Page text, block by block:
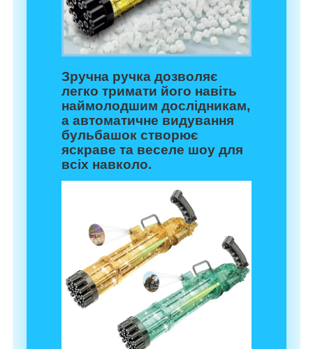
Зручна ручка дозволяє
легко тримати його навіть
наймолодшим дослідникам,
а автоматичне видування
бульбашок створює
яскраве та веселе шоу для
всіх навколо.